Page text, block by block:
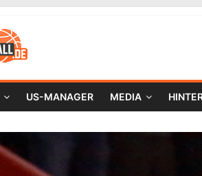
US-MANAGER MEDIA